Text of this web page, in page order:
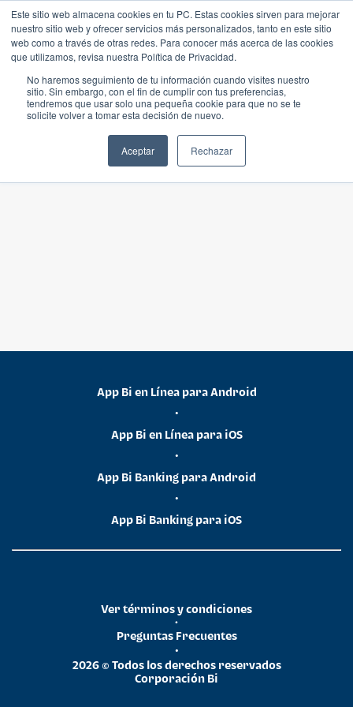
Este sitio web almacena cookies en tu PC. Estas cookies sirven para mejorar
nuestro sitio web y ofrecer servicios más personalizados, tanto en este sitio
web como a través de otras redes. Para conocer más acerca de las cookies
que utilizamos, revisa nuestra Política de Privacidad.
No haremos seguimiento de tu información cuando visites nuestro
sitio. Sin embargo, con el fin de cumplir con tus preferencias,
tendremos que usar solo una pequeña cookie para que no se te
solicite volver a tomar esta decisión de nuevo.
Aceptar Rechazar
App Bi en Línea para Android
•
App Bi en Línea para iOS
•
App Bi Banking para Android
•
App Bi Banking para iOS
2026 © Todos los derechos reservados
Corporación Bi
•
Preguntas Frecuentes
•
Ver términos y condiciones